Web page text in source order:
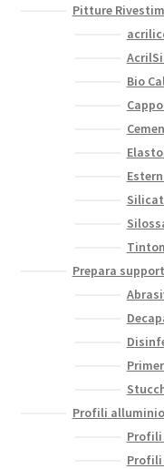
Pitture
Bio
Prepara
Profili
Profili